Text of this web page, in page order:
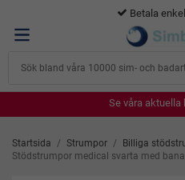
Se våra aktuella
Se våra aktuella
Se våra aktuella
Se våra aktuella
Startsida / Strumpor / Billiga
Stödstrumpor medical svarta med